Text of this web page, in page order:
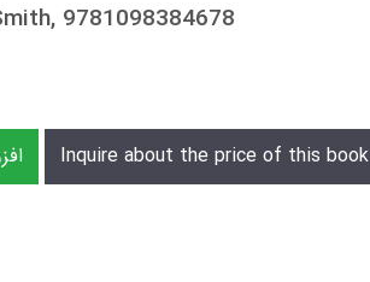
9781098384678
Inquire about the price of this book